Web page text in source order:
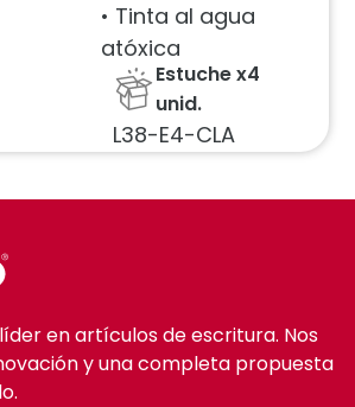
• Tinta al agua
atóxica
Estuche x4
unid.
L38-E4-CLA
en artículos de escritura. Nos
y una completa propuesta